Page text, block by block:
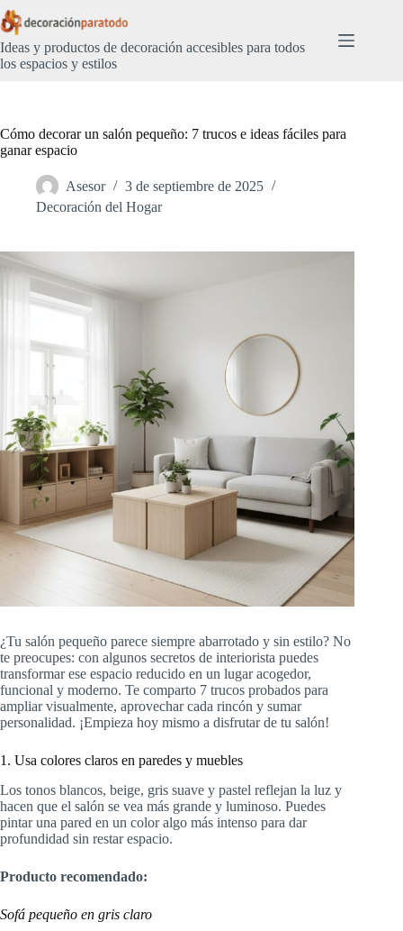
Saltar
al
contenido
Ideas y productos de decoración accesibles para todos
los espacios y estilos
Cómo decorar un salón pequeño: 7 trucos e ideas fáciles para
ganar espacio
Asesor
3 de septiembre de 2025
Decoración del Hogar
¿Tu salón pequeño parece siempre abarrotado y sin estilo? No
te preocupes: con algunos secretos de interiorista puedes
transformar ese espacio reducido en un lugar acogedor,
funcional y moderno. Te comparto 7 trucos probados para
ampliar visualmente, aprovechar cada rincón y sumar
personalidad. ¡Empieza hoy mismo a disfrutar de tu salón!
1. Usa colores claros en paredes y muebles
Los tonos blancos, beige, gris suave y pastel reflejan la luz y
hacen que el salón se vea más grande y luminoso. Puedes
pintar una pared en un color algo más intenso para dar
profundidad sin restar espacio.
Producto recomendado:
Sofá pequeño en gris claro